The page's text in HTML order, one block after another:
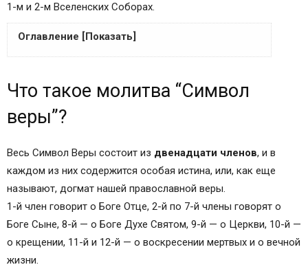
1-м и 2-м Вселенских Соборах.
Оглавление [Показать]
Текст молитвы “Символ веры”
Как поется “Символ веры” на Литургии
Толкование молитвы “Символ веры”
О Символе Веры
Объяснение “Символа веры”
Молитва «Символ веры» на русском языке
Молитва «Символ веры» по-церковнославянски
с ударениями
Сохранить молитвы в социальных сетях:
Что такое молитва “Символ
веры”?
Весь Символ Веры состоит из двенадцати членов, и в
каждом из них содержится особая истина, или, как еще
называют, догмат нашей православной веры.
1-й член говорит о Боге Отце, 2-й по 7-й члены говорят о
Боге Сыне, 8-й — о Боге Духе Святом, 9-й — о Церкви, 10-й —
о крещении, 11-й и 12-й — о воскресении мертвых и о вечной
жизни.